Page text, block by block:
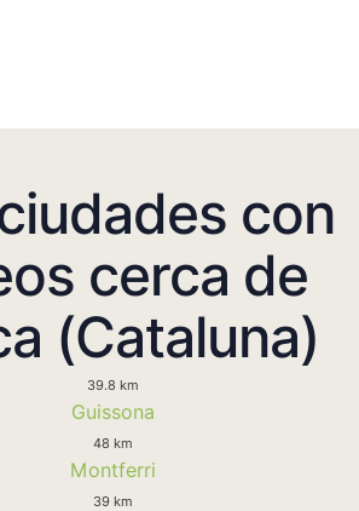
con
cerca de
(Cataluna)
39.8 km
Guissona
48 km
Montferri
39 km